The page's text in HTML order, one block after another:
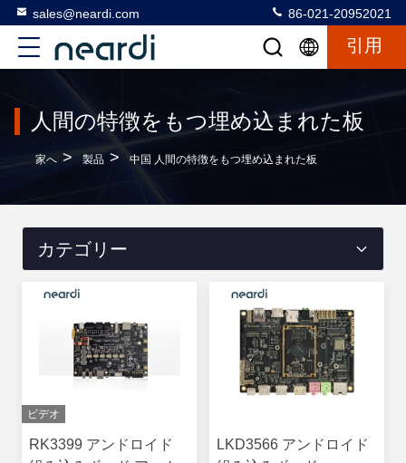
sales@neardi.com 86-021-20952021
引用
人間の特徴をもつ埋め込まれた板
家へ > 製品 > 中国 人間の特徴をもつ埋め込まれた板
カテゴリー
ビデオ
RK3399 アンドロイド
LKD3566 アンドロイド